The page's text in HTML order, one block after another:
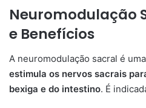
Neuromodulação
e Benefícios
A neuromodulação sacral é
estimula os nervos sacrais
bexiga e do intestino. É